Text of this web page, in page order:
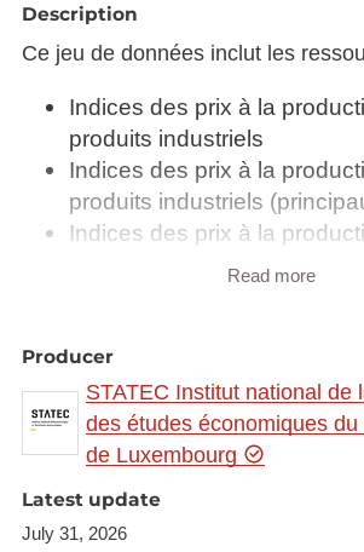
Description
Ce jeu de données inclut les
Indices des prix à la
produits industriels
Indices des prix à la
produits industriels
Indices des prix à la
produits industriels par
Pondération des prix à la
produits industriels
Pondération des prix à la
produits industriels par
Read more
Producer
STATEC Institut national de
des études économiques
de Luxembourg
Latest update
July 31, 2026